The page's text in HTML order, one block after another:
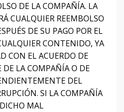
DE LA COMPAÑÍA. LA
CUALQUIER REEMBOLSO
DE SU PAGO POR EL
CONTENIDO, YA
CON EL ACUERDO DE
DE LA COMPAÑÍA O DE
DEL
SI LA COMPAÑÍA
MAL